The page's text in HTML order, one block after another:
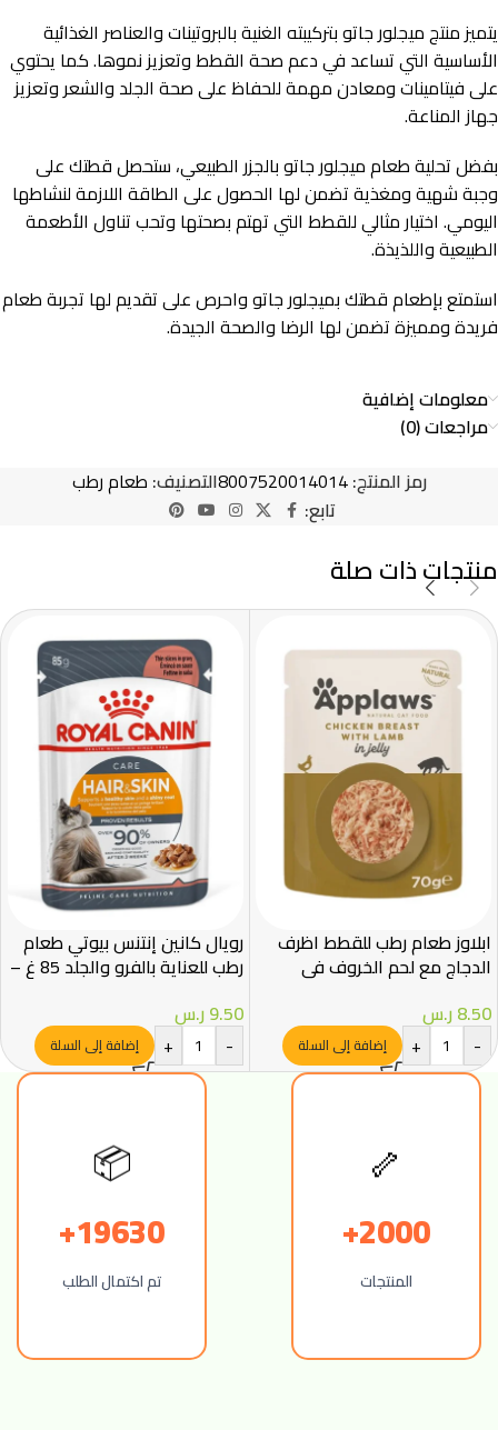
يتميز منتج ميجلور جاتو بتركيبته الغنية بالبروتينات والعناصر الغذائية
الأساسية التي تساعد في دعم صحة القطط وتعزيز نموها. كما يحتوي
على فيتامينات ومعادن مهمة للحفاظ على صحة الجلد والشعر وتعزيز
جهاز المناعة.
بفضل تحلية طعام ميجلور جاتو بالجزر الطبيعي، ستحصل قطتك على
وجبة شهية ومغذية تضمن لها الحصول على الطاقة اللازمة لنشاطها
اليومي. اختيار مثالي للقطط التي تهتم بصحتها وتحب تناول الأطعمة
الطبيعية واللذيذة.
استمتع بإطعام قطتك بميجلور جاتو واحرص على تقديم لها تجربة طعام
فريدة ومميزة تضمن لها الرضا والصحة الجيدة.
معلومات إضافية
مراجعات (0)
رمز المنتج:8007520014014التصنيف: طعام رطب
تابع:
منتجات ذات صلة
ابلاوز طعام رطب للقطط اظرف
الدجاج مع لحم الخروف في
8.50ر.س
-
+ إضافة إلى السلة
رويال كانين إنتنس بيوتي طعام
رطب للعناية بالفرو والجلد 85 غ –
9.50ر.س
-
+ إضافة إلى السلة
🦴
2000+
المنتجات
📦
19630+
تم اكتمال الطلب